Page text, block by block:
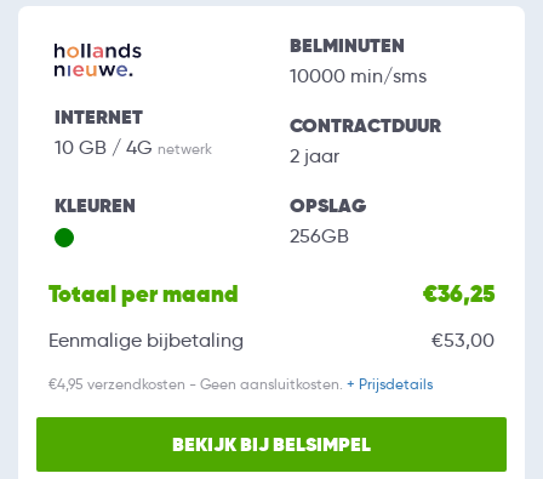
INTERNET
10 GB / 4G netwerk
BELMINUTEN
10000 min/sms
CONTRACTDUUR
2 jaar
KLEUREN OPSLAG
256GB
Totaal per maand €36,25
Eenmalige bijbetaling €53,00
€4,95 verzendkosten - Geen aansluitkosten. + Prijsdetails
BEKIJK BIJ BELSIMPEL